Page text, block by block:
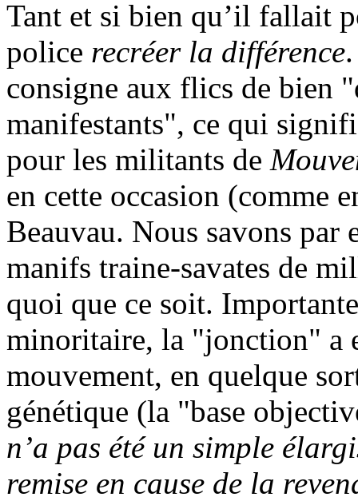
Tant et si bien qu’il fallait
police recréer la différence
consigne aux flics de bien
manifestants", ce qui
pour les militants de
en cette occasion (comme
Beauvau. Nous savons par
manifs traine-savates de
quoi que ce soit.
minoritaire, la "jonction" a
mouvement, en quelque
génétique (la "base
n’a pas été un simple
remise en cause de la